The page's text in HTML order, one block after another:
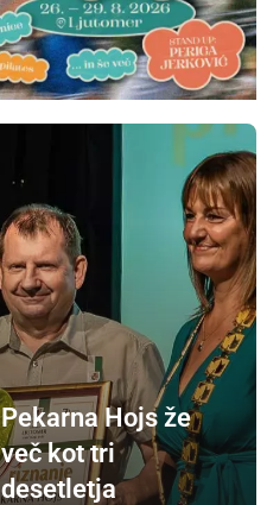
Pekarna Hojs že
več kot tri
desetletja